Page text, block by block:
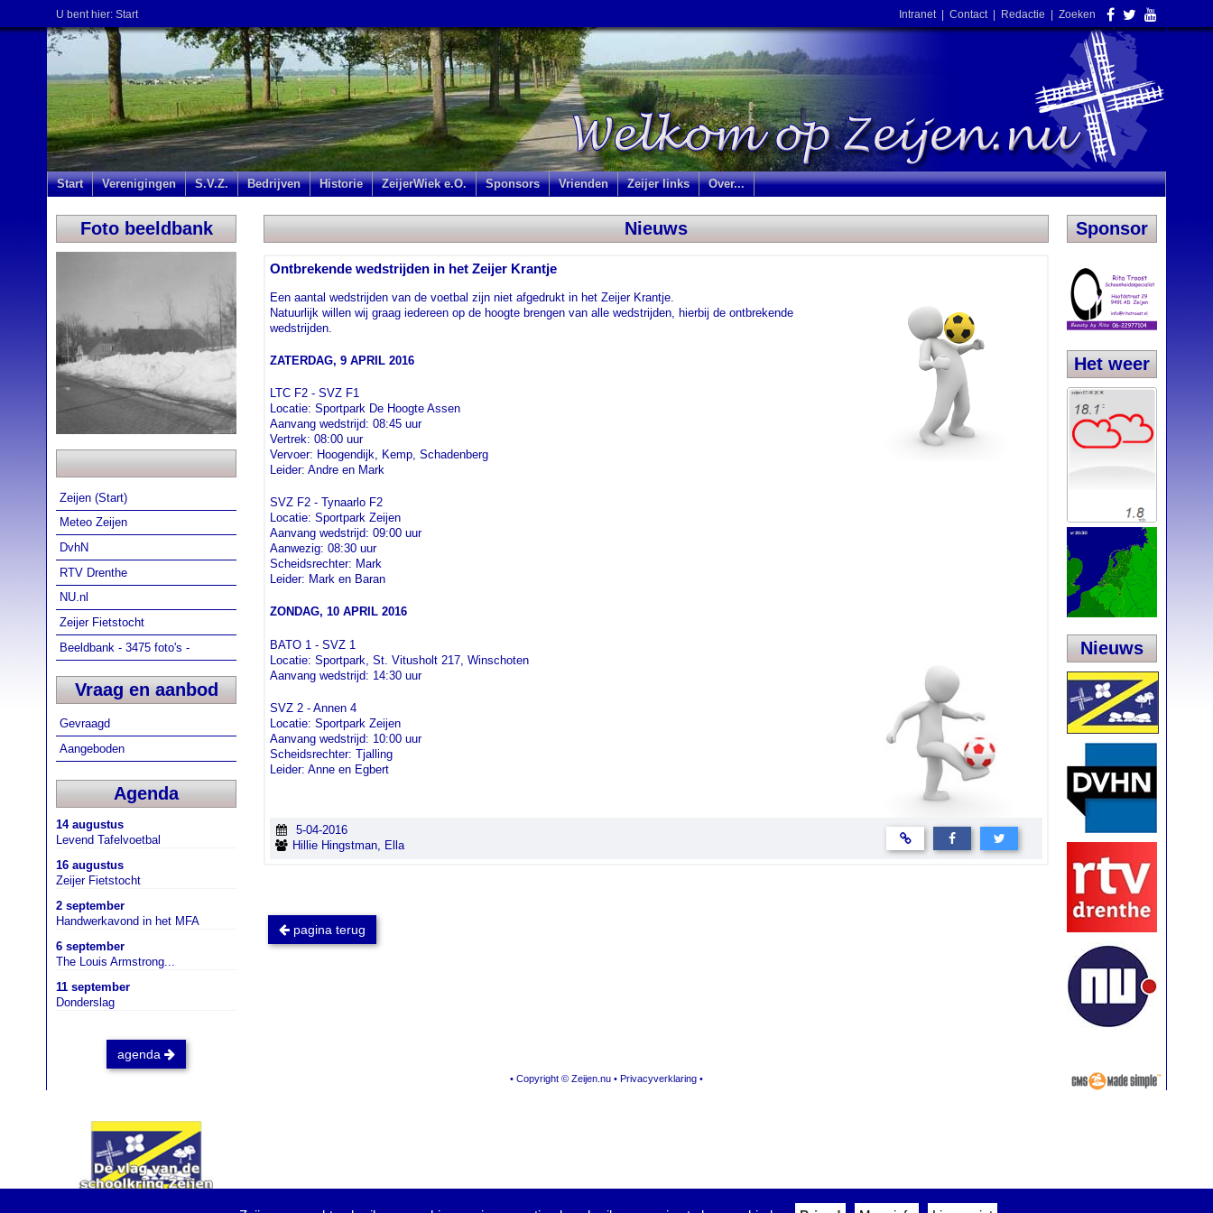
U bent hier: Start Intranet| Contact| Redactie Zoeken
Start Verenigingen S.V.Z. Bedrijven Historie ZeijerWiek e.O. Sponsors Vrienden Zeijer links Over...
Foto beeldbank
Zeijen (Start)
Meteo Zeijen
DvhN
RTV Drenthe
NU.nl
Zeijer Fietstocht
Beeldbank - 3475 foto's -
Vraag en aanbod
Gevraagd
Aangeboden
Agenda
14 augustus
Levend Tafelvoetbal
16 augustus
Zeijer Fietstocht
2 september
Handwerkavond in het MFA
6 september
The Louis Armstrong...
11 september
Donderslag
agenda
Sponsor
Het weer
Nieuws
Nieuws
Ontbrekende wedstrijden in het Zeijer Krantje
Een aantal wedstrijden van de voetbal zijn niet afgedrukt in het Zeijer Krantje.
Natuurlijk willen wij graag iedereen op de hoogte brengen van alle wedstrijden, hierbij de ontbrekende
wedstrijden.
ZATERDAG, 9 APRIL 2016
LTC F2 - SVZ F1
Locatie: Sportpark De Hoogte Assen
Aanvang wedstrijd: 08:45 uur
Vertrek: 08:00 uur
Vervoer: Hoogendijk, Kemp, Schadenberg
Leider: Andre en Mark
SVZ F2 - Tynaarlo F2
Locatie: Sportpark Zeijen
Aanvang wedstrijd: 09:00 uur
Aanwezig: 08:30 uur
Scheidsrechter: Mark
Leider: Mark en Baran
ZONDAG, 10 APRIL 2016
BATO 1 - SVZ 1
Locatie: Sportpark, St. Vitusholt 217, Winschoten
Aanvang wedstrijd: 14:30 uur
SVZ 2 - Annen 4
Locatie: Sportpark Zeijen
Aanvang wedstrijd: 10:00 uur
Scheidsrechter: Tjalling
Leider: Anne en Egbert
5-04-2016
Hillie Hingstman, Ella
pagina terug
• Copyright © Zeijen.nu • Privacyverklaring •